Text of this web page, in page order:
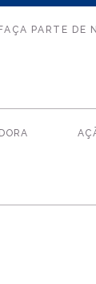
FAÇA PARTE DE